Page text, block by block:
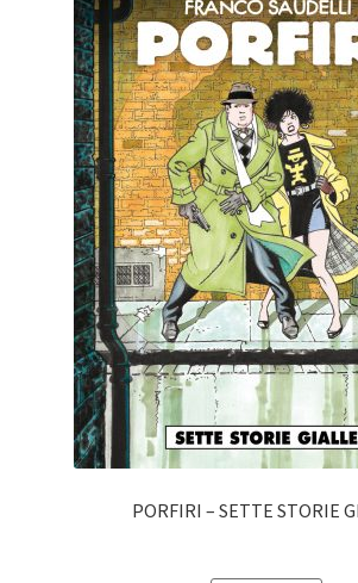
PORFIRI – SETTE STORIE